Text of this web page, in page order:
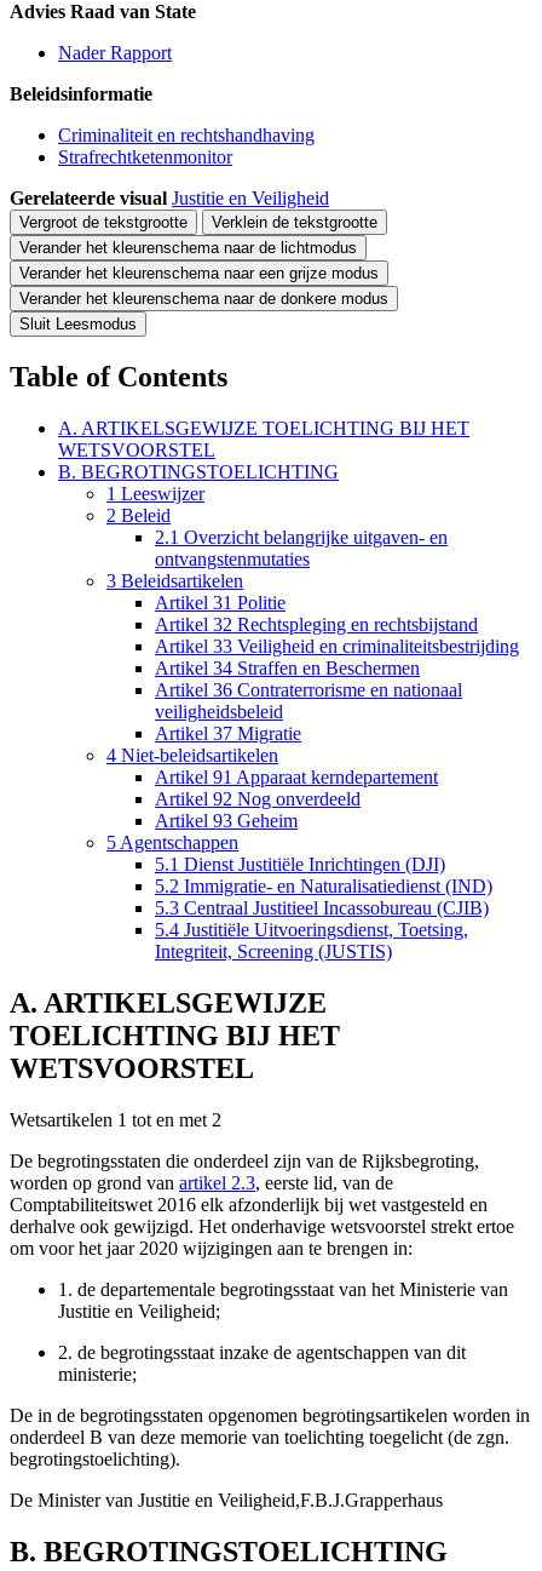
Advies Raad van State
Nader Rapport
Beleidsinformatie
Criminaliteit en rechtshandhaving
Strafrechtketenmonitor
Gerelateerde visual Justitie en Veiligheid
Vergroot de tekstgrootte
Verklein de tekstgrootte
Verander het kleurenschema naar de lichtmodus
Verander het kleurenschema naar een grijze modus
Verander het kleurenschema naar de donkere modus
Sluit Leesmodus
Table of Contents
A. ARTIKELSGEWIJZE TOELICHTING BIJ HET
WETSVOORSTEL
B. BEGROTINGSTOELICHTING
1 Leeswijzer
2 Beleid
2.1 Overzicht belangrijke uitgaven- en
ontvangstenmutaties
3 Beleidsartikelen
Artikel 31 Politie
Artikel 32 Rechtspleging en rechtsbijstand
Artikel 33 Veiligheid en criminaliteitsbestrijding
Artikel 34 Straffen en Beschermen
Artikel 36 Contraterrorisme en nationaal
veiligheidsbeleid
Artikel 37 Migratie
4 Niet-beleidsartikelen
Artikel 91 Apparaat kerndepartement
Artikel 92 Nog onverdeeld
Artikel 93 Geheim
5 Agentschappen
5.1 Dienst Justitiële Inrichtingen (DJI)
5.2 Immigratie- en Naturalisatiedienst (IND)
5.3 Centraal Justitieel Incassobureau (CJIB)
5.4 Justitiële Uitvoeringsdienst, Toetsing,
Integriteit, Screening (JUSTIS)
A. ARTIKELSGEWIJZE
TOELICHTING BIJ HET
WETSVOORSTEL
Wetsartikelen 1 tot en met 2
De begrotingsstaten die onderdeel zijn van de Rijksbegroting,
worden op grond van artikel 2.3, eerste lid, van de
Comptabiliteitswet 2016 elk afzonderlijk bij wet vastgesteld en
derhalve ook gewijzigd. Het onderhavige wetsvoorstel strekt ertoe
om voor het jaar 2020 wijzigingen aan te brengen in:
1. de departementale begrotingsstaat van het Ministerie van
Justitie en Veiligheid;
2. de begrotingsstaat inzake de agentschappen van dit
ministerie;
De in de begrotingsstaten opgenomen begrotingsartikelen worden in
onderdeel B van deze memorie van toelichting toegelicht (de zgn.
begrotingstoelichting).
De Minister van Justitie en Veiligheid,F.B.J.Grapperhaus
B. BEGROTINGSTOELICHTING